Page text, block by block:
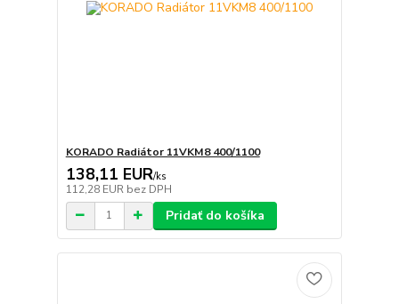
KORADO Radiátor 11VKM8 400/1100
138,11 EUR/ks
112,28 EUR bez DPH
Pridať do košíka